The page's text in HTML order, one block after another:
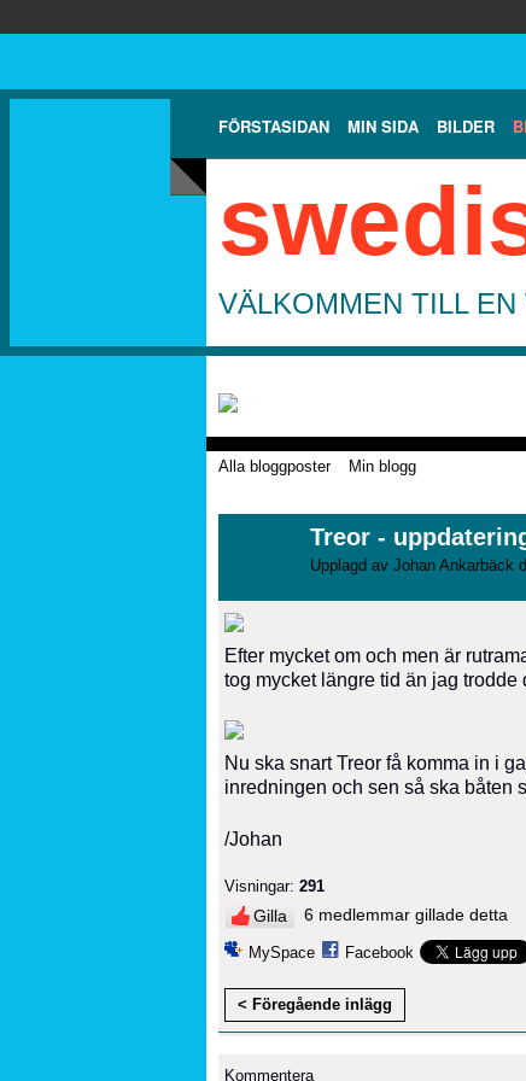
FÖRSTASIDAN MIN SIDA BILDER
VÄLKOMMEN TILL
Alla bloggposter Min blogg
Treor -
Upplagd av Johan Ankarbäck
Efter mycket om och men är
tog mycket längre tid än jag
Nu ska snart Treor få komma in i
inredningen och sen så ska båten
/Johan
Visningar: 291
Gilla 6 medlemmar gillade detta
MySpace Facebook
< Föregående inlägg
Kommentera